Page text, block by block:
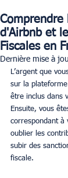
Comprendre
d'Airbnb et
Fiscales en
Dernière mise à
L’argent que
sur la
être inclus dans
Ensuite, vous
correspondant à
oublier les
subir des
fiscale.